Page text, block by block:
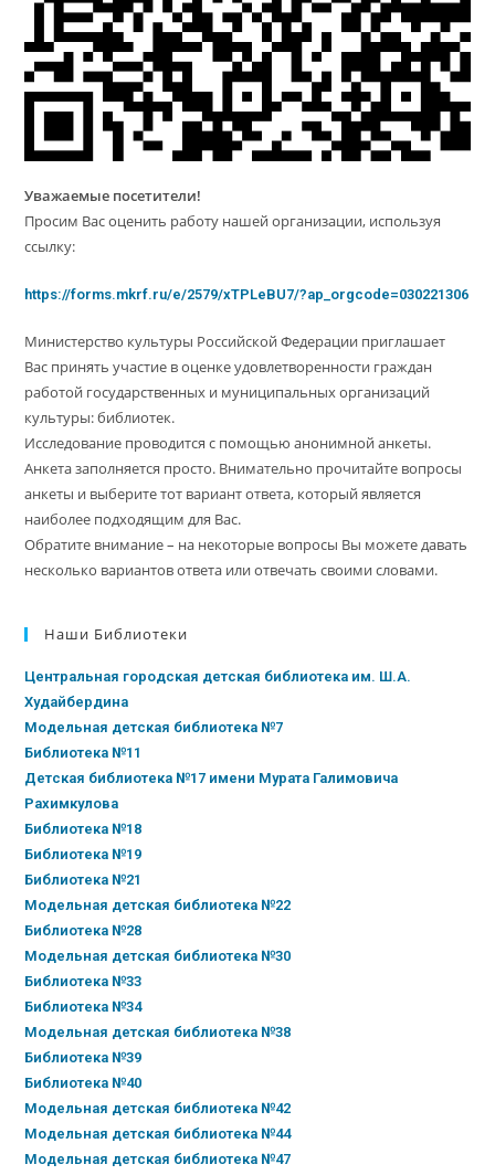
Уважаемые посетители!
Просим Вас оценить работу нашей организации, используя
ссылку:
https://forms.mkrf.ru/e/2579/xTPLeBU7/?ap_orgcode=030221306
Министерство культуры Российской Федерации приглашает
Вас принять участие в оценке удовлетворенности граждан
работой государственных и муниципальных организаций
культуры: библиотек.
Исследование проводится с помощью анонимной анкеты.
Анкета заполняется просто. Внимательно прочитайте вопросы
анкеты и выберите тот вариант ответа, который является
наиболее подходящим для Вас.
Обратите внимание – на некоторые вопросы Вы можете давать
несколько вариантов ответа или отвечать своими словами.
Наши Библиотеки
Центральная городская детская библиотека им. Ш.А.
Худайбердина
Модельная детская библиотека №7
Библиотека №11
Детская библиотека №17 имени Мурата Галимовича
Рахимкулова
Библиотека №18
Библиотека №19
Библиотека №21
Модельная детская библиотека №22
Библиотека №28
Модельная детская библиотека №30
Библиотека №33
Библиотека №34
Модельная детская библиотека №38
Библиотека №39
Библиотека №40
Модельная детская библиотека №42
Модельная детская библиотека №44
Модельная детская библиотека №47